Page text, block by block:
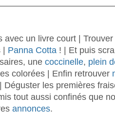
avec un livre court |
Panna Cotta ! | Et puis
une coccinelle, plein
colorées | Enfin retrouver
les premières
tout aussi confinés que
annonces.